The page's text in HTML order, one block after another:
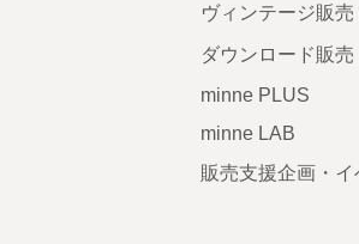
ヴィンテージ販売
ダウンロード販売
minne PLUS
minne LAB
販売支援企画・イ